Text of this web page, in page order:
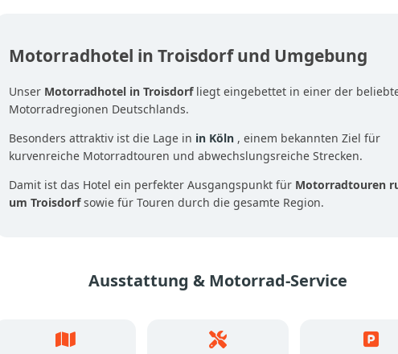
Motorradhotel in Troisdorf und Umgebung
Unser Motorradhotel in Troisdorfliegt eingebettet in einer der
Motorradregionen Deutschlands.
Besonders attraktiv ist die Lage in in Köln , einem bekannten Ziel für
kurvenreiche Motorradtouren und abwechslungsreiche Strecken.
Damit ist das Hotel ein perfekter Ausgangspunkt für Motorradtouren
um Troisdorfsowie für Touren durch die gesamte Region.
Ausstattung & Motorrad-Service